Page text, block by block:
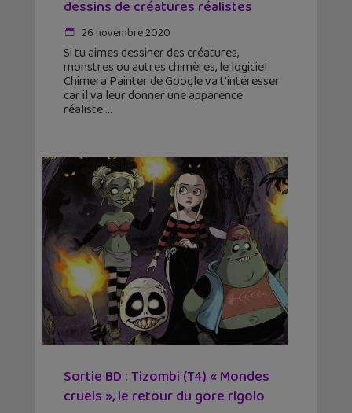
dessins de créatures réalistes
26 novembre 2020
Si tu aimes dessiner des créatures,
monstres ou autres chimères, le logiciel
Chimera Painter de Google va t'intéresser
car il va leur donner une apparence
réaliste.
Sortie BD : Tizombi (T4) « Mondes
cruels », le retour du gore rigolo